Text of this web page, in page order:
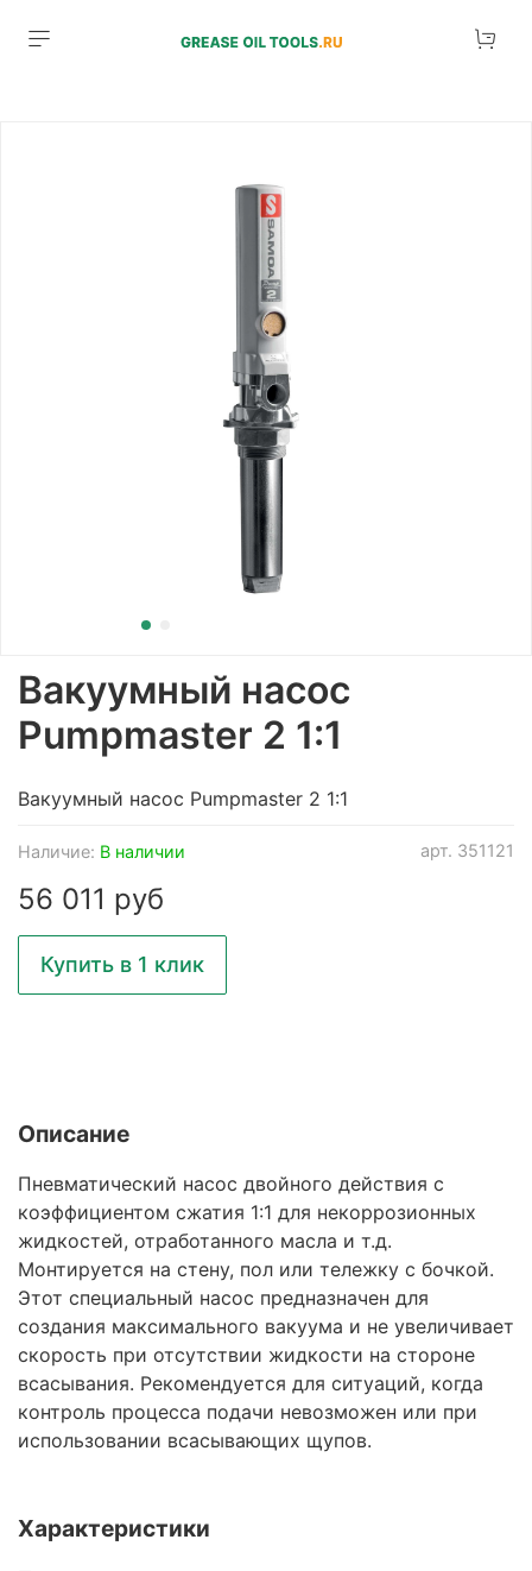
арт. 351121
Наличие: В наличии
Вакуумный насос
Pumpmaster 2 1:1
56 011 руб
Купить в 1 клик
Вакуумный насос Pumpmaster 2 1:1
Описание
Пневматический насос двойного действия с
коэффициентом сжатия 1:1 для некоррозионных
жидкостей, отработанного масла и т.д.
Монтируется на стену, пол или тележку с бочкой.
Этот специальный насос предназначен для
создания максимального вакуума и не увеличивает
скорость при отсутствии жидкости на стороне
всасывания. Рекомендуется для ситуаций, когда
контроль процесса подачи невозможен или при
использовании всасывающих щупов.
Характеристики